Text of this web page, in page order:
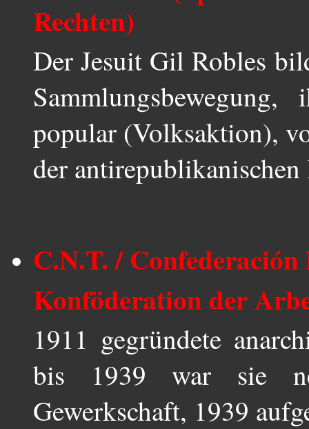
Rechten)
Der Jesuit Gil Robles
popular (Volksaktion),
der
C.N.T. /
Konföderation der
1911 gegründete
bis 1939 war sie
Gewerkschaft, 1939